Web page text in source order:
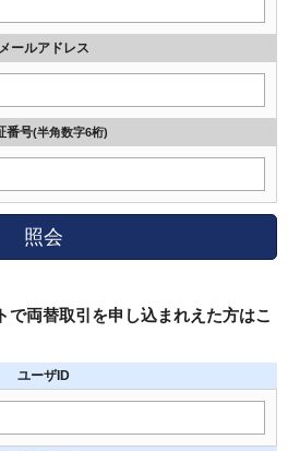
メールアドレス
番号(半角数字6桁)
照会
で両替取引を申し込まれえた方はこ
ユーザID